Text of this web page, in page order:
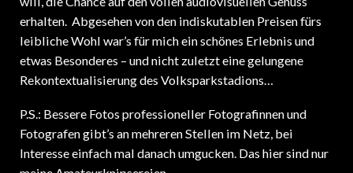
erhalten. Abgesehen von den indiskutablen Preisen fürs
leibliche Wohl war’s für mich ein schönes Erlebnis und
etwas Besonderes – und nicht zuletzt eine gelungene
Rekontextualisierung des Volksparkstadions…
Fotografen gibt’s an mehreren Stellen im Netz, bei
Interesse einfach mal danach umgucken. Das hier sind nur
meine Amateurknipsereien.